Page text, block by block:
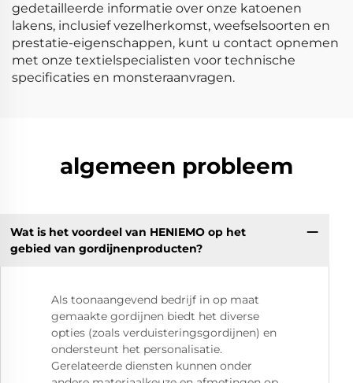
gedetailleerde informatie over onze katoenen
lakens, inclusief vezelherkomst, weefselsoorten en
prestatie-eigenschappen, kunt u contact opnemen
met onze textielspecialisten voor technische
specificaties en monsteraanvragen.
algemeen probleem
Wat is het voordeel van HENIEMO op het
gebied van gordijnenproducten?
Als toonaangevend bedrijf in op maat
gemaakte gordijnen biedt het diverse
opties (zoals verduisteringsgordijnen) en
ondersteunt het personalisatie.
Gerelateerde diensten kunnen onder